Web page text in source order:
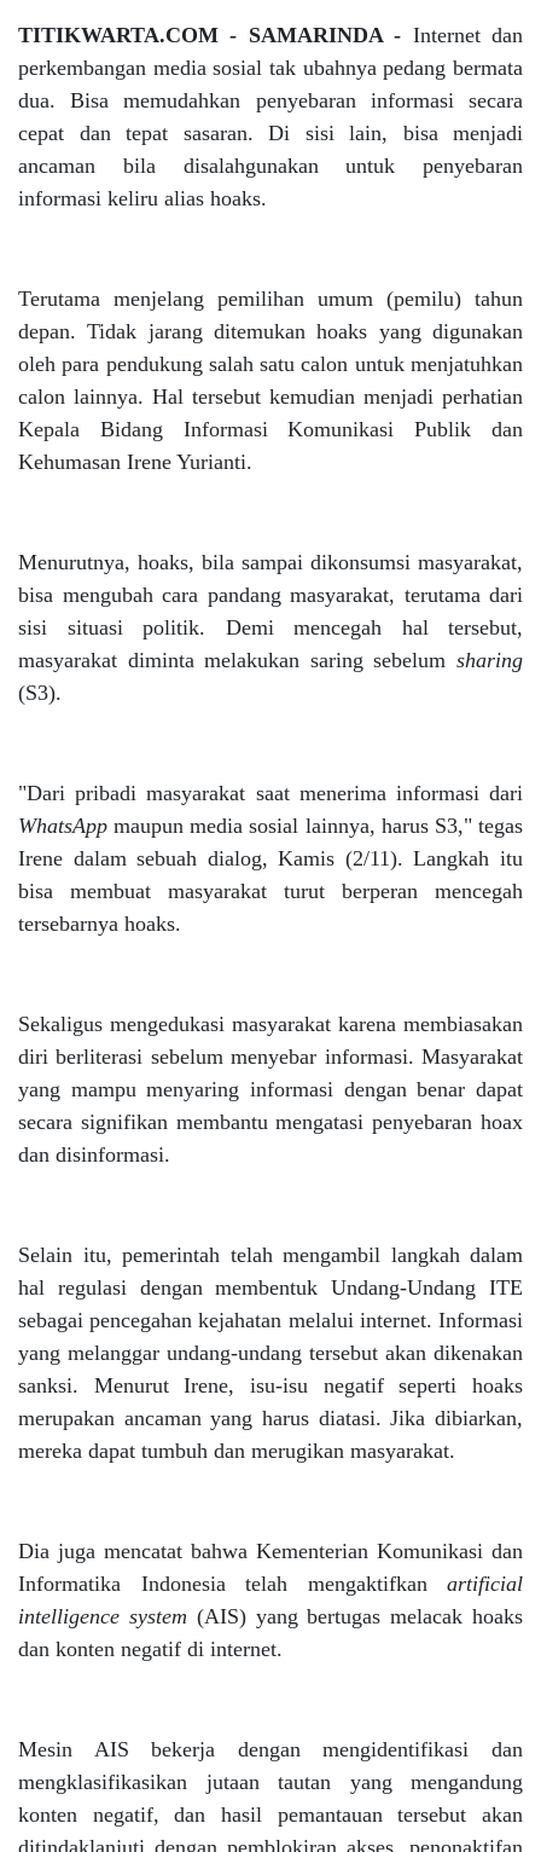
TITIKWARTA.COM - SAMARINDA - Internet dan
perkembangan media sosial tak ubahnya pedang bermata
dua. Bisa memudahkan penyebaran informasi secara
cepat dan tepat sasaran. Di sisi lain, bisa menjadi
ancaman bila disalahgunakan untuk penyebaran
informasi keliru alias hoaks.
Terutama menjelang pemilihan umum (pemilu) tahun
depan. Tidak jarang ditemukan hoaks yang digunakan
oleh para pendukung salah satu calon untuk menjatuhkan
calon lainnya. Hal tersebut kemudian menjadi perhatian
Kepala Bidang Informasi Komunikasi Publik dan
Kehumasan Irene Yurianti.
Menurutnya, hoaks, bila sampai dikonsumsi masyarakat,
bisa mengubah cara pandang masyarakat, terutama dari
sisi situasi politik. Demi mencegah hal tersebut,
masyarakat diminta melakukan saring sebelum sharing
(S3).
"Dari pribadi masyarakat saat menerima informasi dari
WhatsApp maupun media sosial lainnya, harus S3," tegas
Irene dalam sebuah dialog, Kamis (2/11). Langkah itu
bisa membuat masyarakat turut berperan mencegah
tersebarnya hoaks.
Sekaligus mengedukasi masyarakat karena membiasakan
diri berliterasi sebelum menyebar informasi. Masyarakat
yang mampu menyaring informasi dengan benar dapat
secara signifikan membantu mengatasi penyebaran hoax
dan disinformasi.
Selain itu, pemerintah telah mengambil langkah dalam
hal regulasi dengan membentuk Undang-Undang ITE
sebagai pencegahan kejahatan melalui internet. Informasi
yang melanggar undang-undang tersebut akan dikenakan
sanksi. Menurut Irene, isu-isu negatif seperti hoaks
merupakan ancaman yang harus diatasi. Jika dibiarkan,
mereka dapat tumbuh dan merugikan masyarakat.
Dia juga mencatat bahwa Kementerian Komunikasi dan
Informatika Indonesia telah mengaktifkan artificial
intelligence system (AIS) yang bertugas melacak hoaks
dan konten negatif di internet.
Mesin AIS bekerja dengan mengidentifikasi dan
mengklasifikasikan jutaan tautan yang mengandung
konten negatif, dan hasil pemantauan tersebut akan